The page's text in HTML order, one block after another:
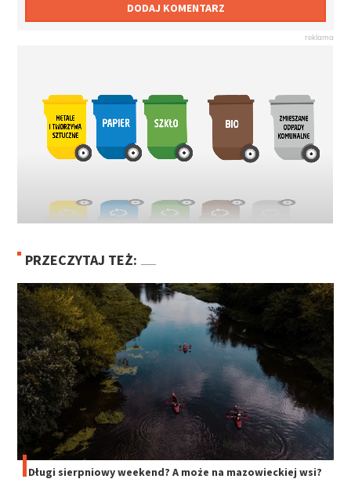
DODAJ KOMENTARZ
PRZECZYTAJ TEŻ:
Długi sierpniowy weekend? A może na mazowieckiej wsi?